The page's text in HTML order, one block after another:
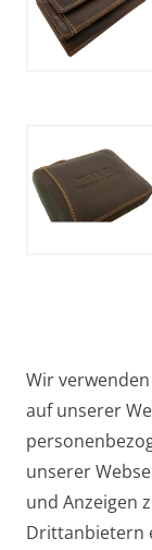
Wir
auf unserer
unserer
und Anzeigen
Drittanbietern